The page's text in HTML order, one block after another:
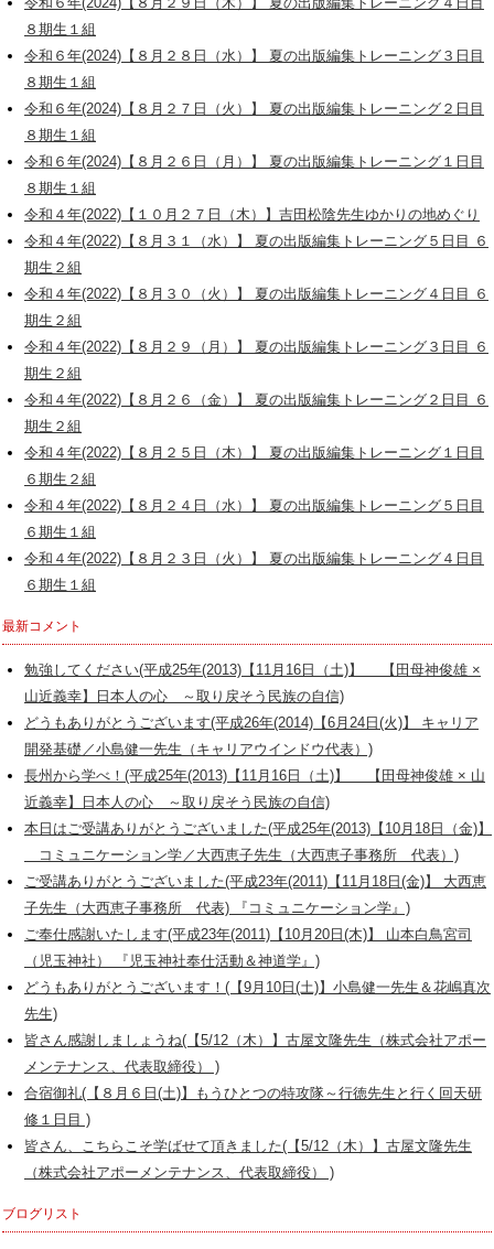
令和６年(2024)【８月２９日（木）】 夏の出版編集トレーニング４日目
８期生１組
令和６年(2024)【８月２８日（水）】 夏の出版編集トレーニング３日目
８期生１組
令和６年(2024)【８月２７日（火）】 夏の出版編集トレーニング２日目
８期生１組
令和６年(2024)【８月２６日（月）】 夏の出版編集トレーニング１日目
８期生１組
令和４年(2022)【１０月２７日（木）】吉田松陰先生ゆかりの地めぐり
令和４年(2022)【８月３１（水）】 夏の出版編集トレーニング５日目 ６
期生２組
令和４年(2022)【８月３０（火）】 夏の出版編集トレーニング４日目 ６
期生２組
令和４年(2022)【８月２９（月）】 夏の出版編集トレーニング３日目 ６
期生２組
令和４年(2022)【８月２６（金）】 夏の出版編集トレーニング２日目 ６
期生２組
令和４年(2022)【８月２５日（木）】 夏の出版編集トレーニング１日目
６期生２組
令和４年(2022)【８月２４日（水）】 夏の出版編集トレーニング５日目
６期生１組
令和４年(2022)【８月２３日（火）】 夏の出版編集トレーニング４日目
６期生１組
最新コメント
勉強してください(平成25年(2013)【11月16日（土)】 【田母神俊雄 ×
山近義幸】日本人の心 ～取り戻そう民族の自信)
どうもありがとうございます(平成26年(2014)【6月24日(火)】 キャリア
開発基礎／小島健一先生（キャリアウインドウ代表）)
長州から学べ！(平成25年(2013)【11月16日（土)】 【田母神俊雄 × 山
近義幸】日本人の心 ～取り戻そう民族の自信)
本日はご受講ありがとうございました(平成25年(2013)【10月18日（金)】
コミュニケーション学／大西恵子先生（大西恵子事務所 代表）)
ご受講ありがとうございました(平成23年(2011)【11月18日(金)】 大西恵
子先生（大西恵子事務所 代表) 『コミュニケーション学』)
ご奉仕感謝いたします(平成23年(2011)【10月20日(木)】 山本白鳥宮司
（児玉神社） 『児玉神社奉仕活動＆神道学』)
どうもありがとうございます！(【9月10日(土)】小島健一先生＆花嶋真次
先生)
皆さん感謝しましょうね(【5/12（木）】古屋文隆先生（株式会社アポー
メンテナンス、代表取締役） )
合宿御礼(【８月６日(土)】もうひとつの特攻隊～行徳先生と行く回天研
修１日目 )
皆さん、こちらこそ学ばせて頂きました(【5/12（木）】古屋文隆先生
（株式会社アポーメンテナンス、代表取締役） )
ブログリスト